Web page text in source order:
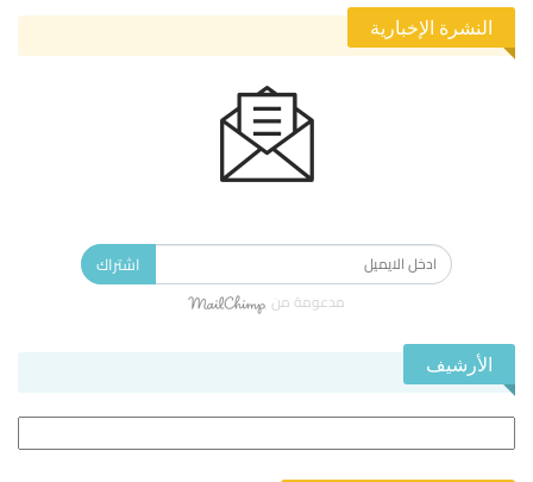
النشرة الإخبارية
اشتراك
مدعومة من
الأرشيف